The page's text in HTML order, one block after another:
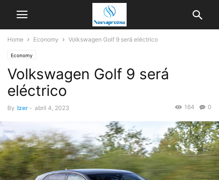
Home Economy Volkswagen Golf 9 será eléctrico
Economy
Volkswagen Golf 9 será
eléctrico
By Izer - abril 4, 2023 0
164